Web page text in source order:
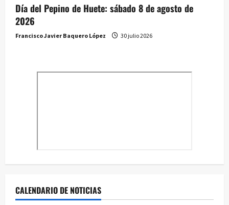
Día del Pepino de Huete: sábado 8 de agosto de
2026
Francisco Javier Baquero López 30 julio 2026
CALENDARIO DE NOTICIAS